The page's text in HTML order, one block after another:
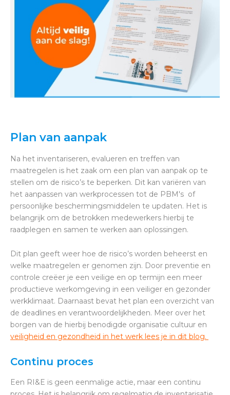
Plan van aanpak
Na het inventariseren, evalueren en treffen van
maatregelen is het zaak om een plan van aanpak op te
stellen om de risico’s te beperken. Dit kan variëren van
het aanpassen van werkprocessen tot de PBM's of
persoonlijke beschermingsmiddelen te updaten. Het is
belangrijk om de betrokken medewerkers hierbij te
raadplegen en samen te werken aan oplossingen.
Dit plan geeft weer hoe de risico’s worden beheerst en
welke maatregelen er genomen zijn. Door preventie en
controle creëer je een veilige en op termijn een meer
productieve werkomgeving in een veiliger en gezonder
werkklimaat. Daarnaast bevat het plan een overzicht van
de deadlines en verantwoordelijkheden. Meer over het
borgen van de hierbij benodigde organisatie cultuur en
veiligheid en gezondheid in het werk lees je in dit blog.
Continu proces
Een RI&E is geen eenmalige actie, maar een continu